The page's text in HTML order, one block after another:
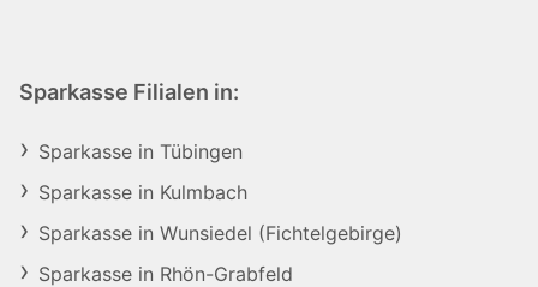
Sparkasse Filialen in:
Sparkasse in Tübingen
Sparkasse in Kulmbach
Sparkasse in Wunsiedel (Fichtelgebirge)
Sparkasse in Rhön-Grabfeld